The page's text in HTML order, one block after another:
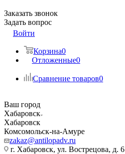
Заказать звонок
Задать вопрос
Войти
Корзина0
Отложенные0
Сравнение товаров0
Ваш город
Хабаровск
Хабаровск
Комсомольск-на-Амуре
zakaz@antilopadv.ru
г. Хабаровск, ул. Вострецова, д. 6